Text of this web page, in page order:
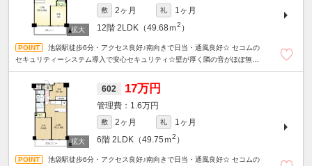
敷 2ヶ月 礼
1ヶ月
12階 2LDK（49.68ｍ2 ）
池袋駅徒歩6分・アクセス良好♪南向きで日当・通風良好☆ セコムの
セキュリティーシステム導入で安心セキュリティ☆壁が厚く隣の音がほぼ無し
602 17万円
1.6万円
敷 2ヶ月 礼
1ヶ月
6階 2LDK（49.75ｍ2 ）
池袋駅徒歩6分・アクセス良好♪南向きで日当・通風良好☆ セコムの